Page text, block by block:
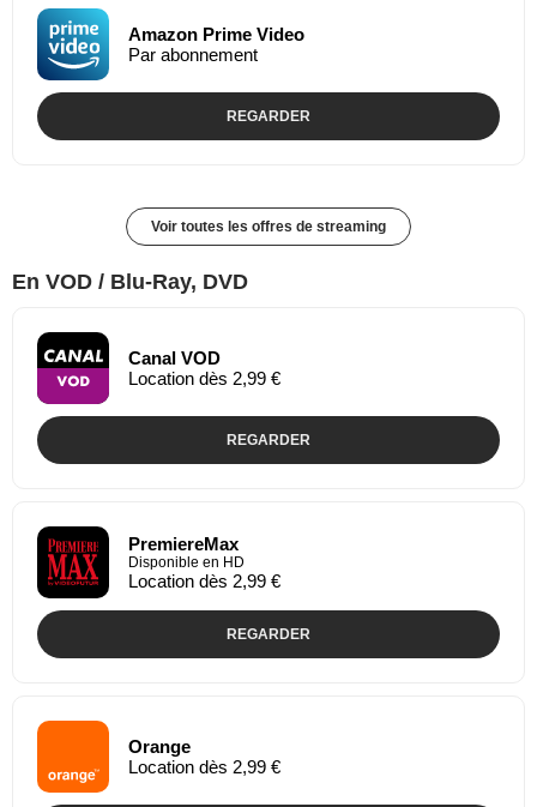
Amazon Prime Video
Par abonnement
REGARDER
Voir toutes les offres de streaming
En VOD / Blu-Ray, DVD
Canal VOD
Location dès 2,99 €
REGARDER
PremiereMax
Disponible en HD
Location dès 2,99 €
REGARDER
Orange
Location dès 2,99 €